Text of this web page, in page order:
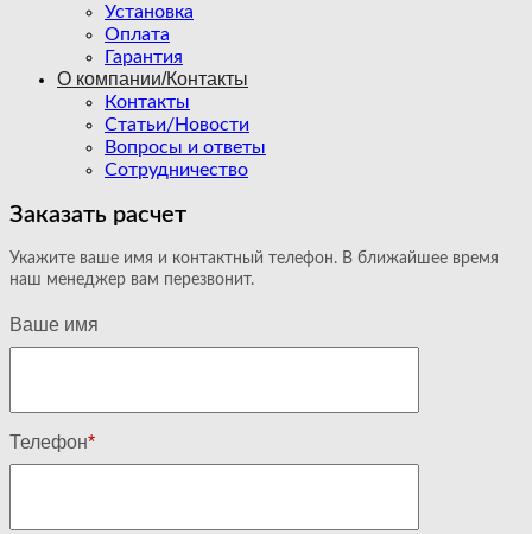
Установка
Оплата
Гарантия
О компании/Контакты
Контакты
Статьи/Новости
Вопросы и ответы
Сотрудничество
Заказать расчет
Укажите ваше имя и контактный телефон. В ближайшее время
наш менеджер вам перезвонит.
Ваше имя
Телефон*